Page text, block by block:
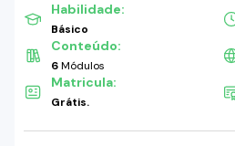
Habilidade:
Básico
Conteúdo:
6Módulos
Matricula:
Grátis.